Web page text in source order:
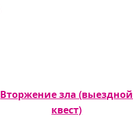
Вторжение зла (выездной
квест)